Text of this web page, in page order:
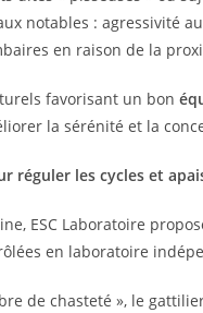
notables : agressivité
en raison de la
favorisant un bon
la sérénité et la
réguler les cycles et
ESC Laboratoire
en laboratoire
de chasteté », le